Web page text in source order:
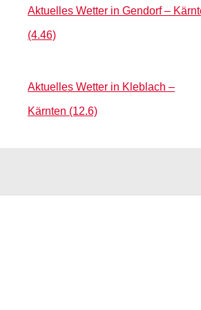
Aktuelles Wetter in Gendorf –
(4.46)
Aktuelles Wetter in Kleblach –
Kärnten (12.6)